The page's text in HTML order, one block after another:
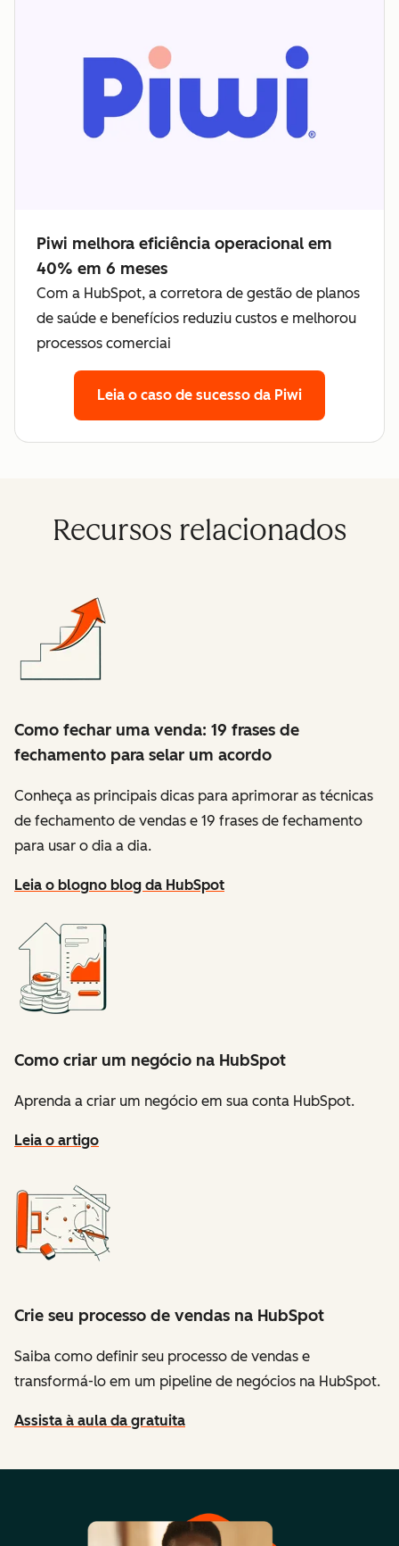
Piwi melhora eficiência operacional em
40% em 6 meses
Com a HubSpot, a corretora de gestão de planos
de saúde e benefícios reduziu custos e melhorou
processos comerciai
Leia o caso de sucesso da Piwi
Recursos relacionados
Como fechar uma venda: 19 frases de
fechamento para selar um acordo
Conheça as principais dicas para aprimorar as técnicas
de fechamento de vendas e 19 frases de fechamento
para usar o dia a dia.
Leia o blogno blog da HubSpot
Como criar um negócio na HubSpot
Aprenda a criar um negócio em sua conta HubSpot.
Leia o artigo
Crie seu processo de vendas na HubSpot
Saiba como definir seu processo de vendas e
transformá-lo em um pipeline de negócios na HubSpot.
Assista à aula da gratuita